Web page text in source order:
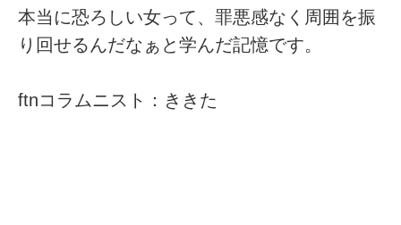
本当に恐ろしい女って、罪悪感なく周囲を振
り回せるんだなぁと学んだ記憶です。
ftnコラムニスト：ききた